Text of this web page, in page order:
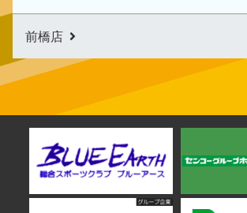
前橋店